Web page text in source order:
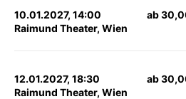
10.01.2027, 14:00
Raimund Theater, Wien
ab
12.01.2027, 18:30
Raimund Theater, Wien
ab